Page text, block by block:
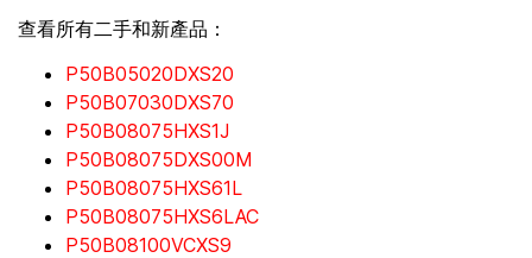
查看所有二手和新產品：
P50B05020DXS20
P50B07030DXS70
P50B08075HXS1J
P50B08075DXS00M
P50B08075HXS61L
P50B08075HXS6LAC
P50B08100VCXS9